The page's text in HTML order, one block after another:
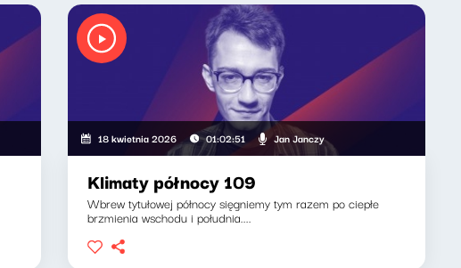
18 kwietnia 2026 01:02:51 Jan Janczy
Klimaty północy 109
Wbrew tytułowej północy sięgniemy tym razem po ciepłe
brzmienia wschodu i południa....